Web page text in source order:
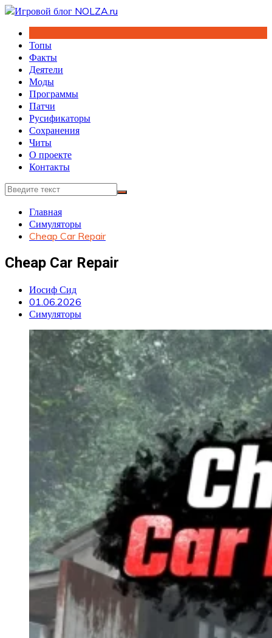
Перейти
содержимому
Топы
Факты
Деятели
Моды
Программы
Патчи
Русификаторы
Сохранения
Читы
О проекте
Контакты
Главная
Симуляторы
Cheap Car Repair
Cheap Car Repair
Иосиф Сид
01.06.2026
Симуляторы